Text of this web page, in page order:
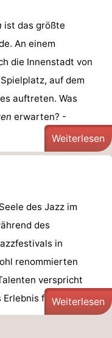
ist das größte
An einem
die Innenstadt von
auf dem
auftreten. Was
erwarten? -
Weiterlesen
des Jazz im
des
in
renommierten
verspricht
für jeden ...
Weiterlesen